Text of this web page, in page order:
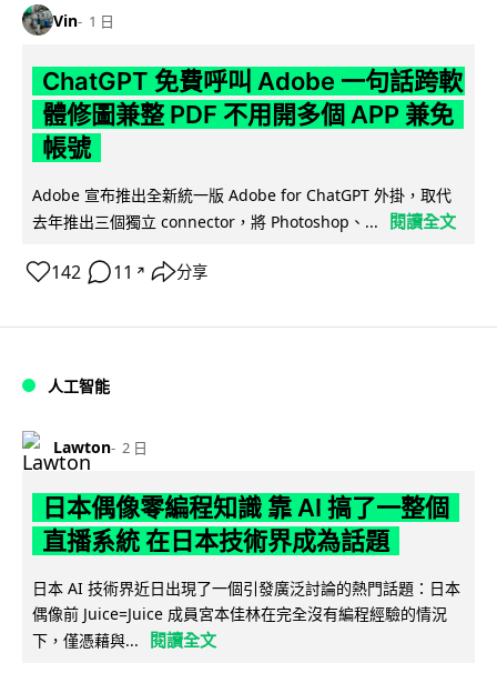
Vin 1 日
ChatGPT 免費呼叫 Adobe 一句話跨軟
體修圖兼整 PDF 不用開多個 APP 兼免
帳號
Adobe 宣布推出全新統一版 Adobe for ChatGPT 外掛，取代
去年推出三個獨立 connector，將 Photoshop、...
閱讀全文
142 11 ↗ 分享
人工智能
Lawton 2 日
日本偶像零編程知識 靠 AI 搞了一整個
直播系統 在日本技術界成為話題
日本 AI 技術界近日出現了一個引發廣泛討論的熱門話題：日本
偶像前 Juice=Juice 成員宮本佳林在完全沒有編程經驗的情況
下，僅憑藉與...
閱讀全文